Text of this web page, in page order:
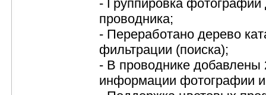
- Группировка фотографий
проводника;
- Переработано дерево
фильтрации (поиска);
- В проводнике добавлены
информации фотографии